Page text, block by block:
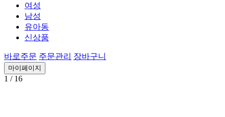
여성
남성
유아동
신상품
바로주문 주문관리 장바구니
마이페이지
1 / 16